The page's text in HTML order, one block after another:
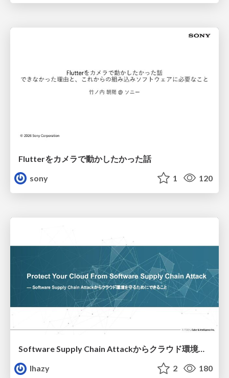
Flutterをカメラで動かしたかった話
sony
1 120
Software Supply Chain Attackからクラウド環境を守るためにできること
lhazy
2 180